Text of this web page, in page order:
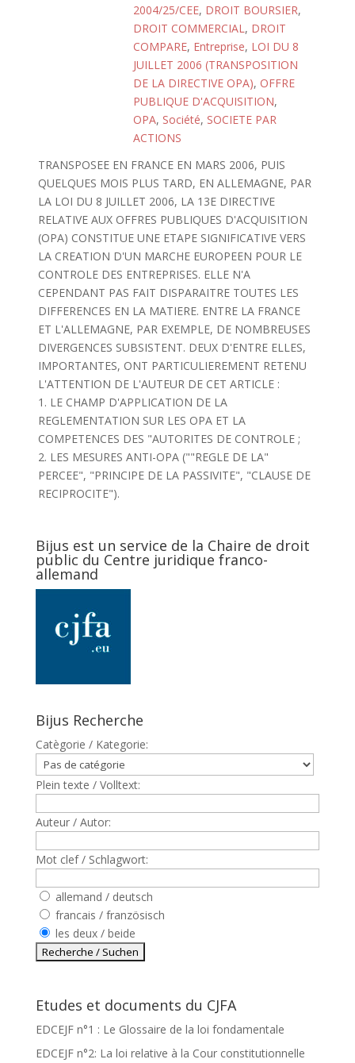
2004/25/CEE, DROIT BOURSIER,
DROIT COMMERCIAL, DROIT
COMPARE, Entreprise, LOI DU 8
JUILLET 2006 (TRANSPOSITION
DE LA DIRECTIVE OPA), OFFRE
PUBLIQUE D'ACQUISITION,
OPA, Société, SOCIETE PAR
ACTIONS
TRANSPOSEE EN FRANCE EN MARS 2006, PUIS
QUELQUES MOIS PLUS TARD, EN ALLEMAGNE, PAR
LA LOI DU 8 JUILLET 2006, LA 13E DIRECTIVE
RELATIVE AUX OFFRES PUBLIQUES D'ACQUISITION
(OPA) CONSTITUE UNE ETAPE SIGNIFICATIVE VERS
LA CREATION D'UN MARCHE EUROPEEN POUR LE
CONTROLE DES ENTREPRISES. ELLE N'A
CEPENDANT PAS FAIT DISPARAITRE TOUTES LES
DIFFERENCES EN LA MATIERE. ENTRE LA FRANCE
ET L'ALLEMAGNE, PAR EXEMPLE, DE NOMBREUSES
DIVERGENCES SUBSISTENT. DEUX D'ENTRE ELLES,
IMPORTANTES, ONT PARTICULIEREMENT RETENU
L'ATTENTION DE L'AUTEUR DE CET ARTICLE :
1. LE CHAMP D'APPLICATION DE LA
REGLEMENTATION SUR LES OPA ET LA
COMPETENCES DES "AUTORITES DE CONTROLE ;
2. LES MESURES ANTI-OPA (""REGLE DE LA"
PERCEE", "PRINCIPE DE LA PASSIVITE", "CLAUSE DE
RECIPROCITE").
Bijus est un service de la Chaire de droit
public du Centre juridique franco-
allemand
Bijus Recherche
Catègorie / Kategorie:
Plein texte / Volltext:
Auteur / Autor:
Mot clef / Schlagwort:
allemand / deutsch
francais / französisch
les deux / beide
Etudes et documents du CJFA
EDCEJF n°1 : Le Glossaire de la loi fondamentale
EDCEJF n°2: La loi relative à la Cour constitutionnelle